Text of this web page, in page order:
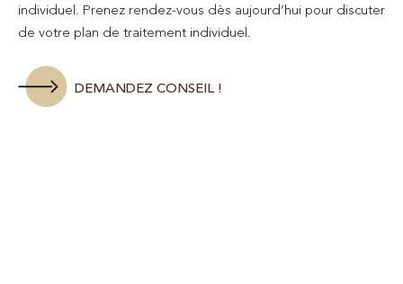
individuel. Prenez rendez-vous dès aujourd’hui pour discuter
de votre plan de traitement individuel.
DEMANDEZ CONSEIL !